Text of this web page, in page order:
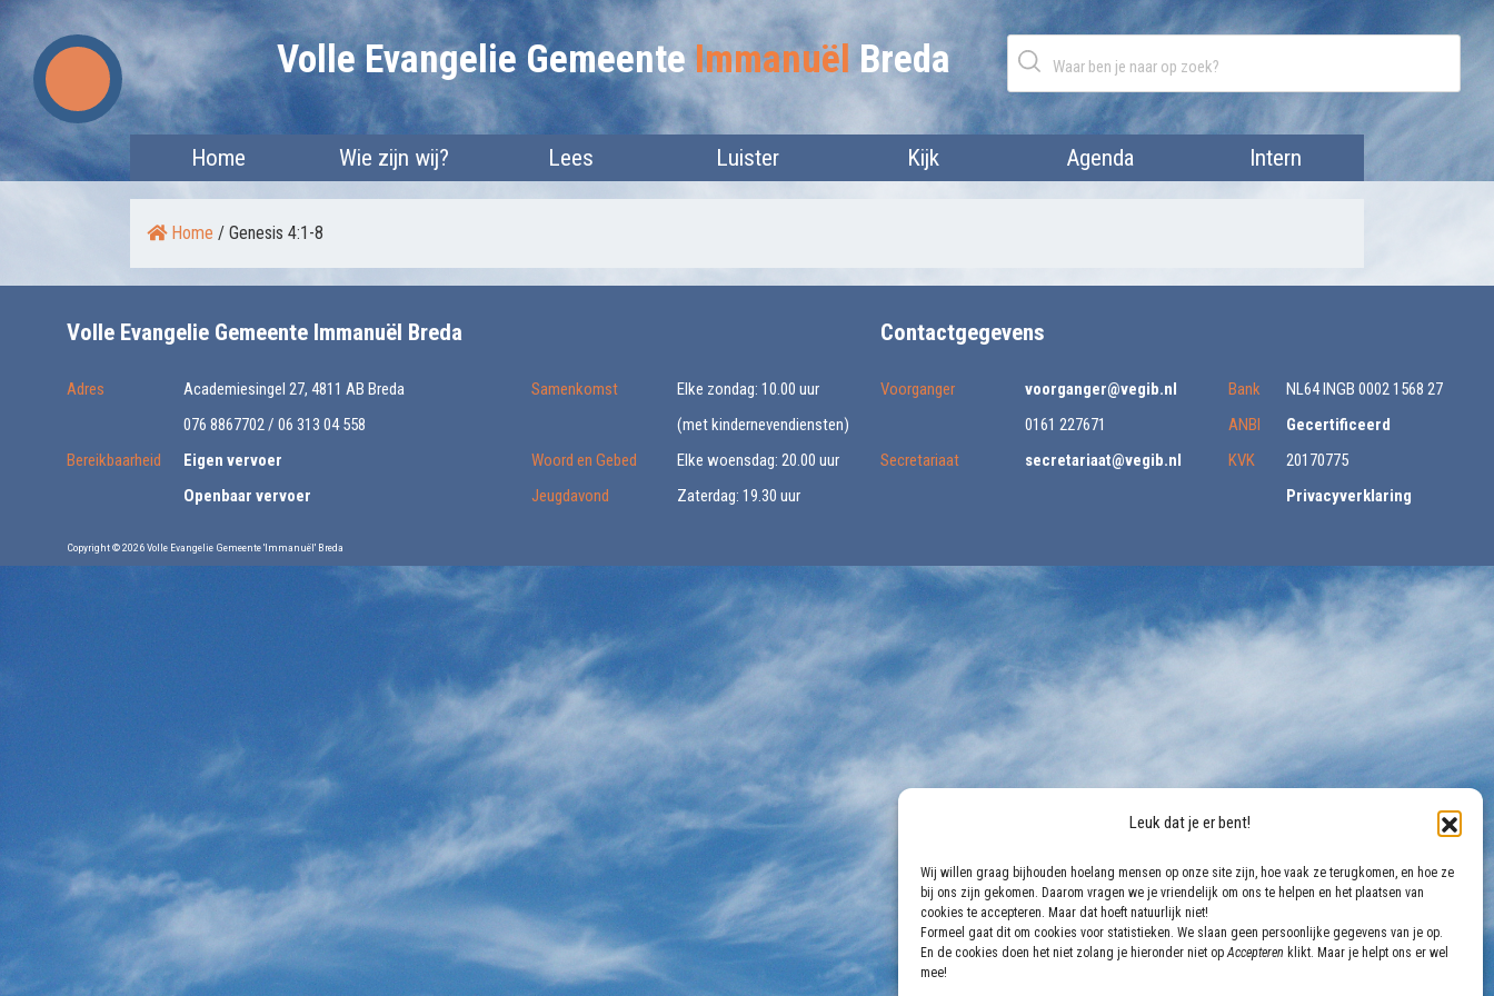
Leuk dat je er bent!
Wij willen graag bijhouden hoelang mensen op onze site zijn, hoe vaak ze terugkomen, en hoe ze
bij ons zijn gekomen. Daarom vragen we je vriendelijk om ons te helpen en het plaatsen van
cookies te accepteren. Maar dat hoeft natuurlijk niet!
Formeel gaat dit om cookies voor statistieken. We slaan geen persoonlijke gegevens van je op.
En de cookies doen het niet zolang je hieronder niet opAccepteren klikt. Maar je helpt ons er wel
mee!
Skip
to
content
Volle Evangelie Gemeente Immanuël Breda
Home Wie zijn wij? Lees Luister Kijk Agenda Intern
Home / Genesis 4:1-8
Volle Evangelie Gemeente Immanuël Breda
Adres
Academiesingel 27, 4811 AB Breda
076 8867702 / 06 313 04 558
Bereikbaarheid
Eigen vervoer
Openbaar vervoer
Samenkomst
Elke zondag: 10.00 uur
(met kindernevendiensten)
Woord en Gebed
Elke woensdag: 20.00 uur
Jeugdavond
Zaterdag: 19.30 uur
Contactgegevens
Voorganger
voorganger@vegib.nl
0161 227671
Secretariaat
secretariaat@vegib.nl
Bank
NL64 INGB 0002 1568 27
ANBI
Gecertificeerd
KVK
20170775
Privacyverklaring
Copyright © 2026 Volle Evangelie Gemeente 'Immanuël' Breda